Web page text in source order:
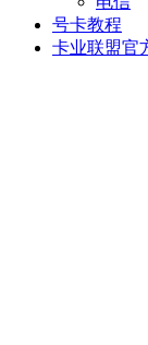
号卡教程
卡业联盟官